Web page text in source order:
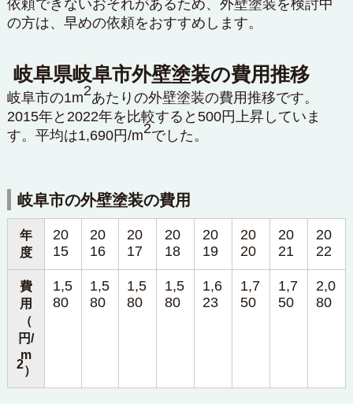
依頼できないおそれがあるため、外壁塗装を検討中
の方は、早めの依頼をおすすめします。
岐阜県岐阜市外壁塗装の費用推移
岐阜市の1m2あたりの外壁塗装の費用推移です。
2015年と2022年を比較すると500円上昇していま
す。平均は1,690円/m2でした。
岐阜市の外壁塗装の費用
年
度
20
15
20
16
20
17
20
18
20
19
20
20
20
21
20
22
費
用
（
円/
m
2）
1,5
80
1,5
80
1,5
80
1,5
80
1,6
23
1,7
50
1,7
50
2,0
80